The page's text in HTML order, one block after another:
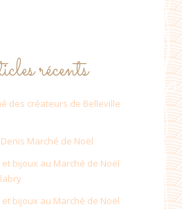
récents
des créateurs de Belleville
Marché de Noël
bijoux au Marché de Noël
bijoux au Marché de Noël